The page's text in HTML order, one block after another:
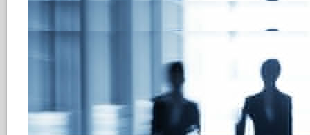
Veröffentlichen Ihrer
Anwendung ist damit auch
Einbindung von Web2.0
Recruiting Quellen
und rückt
technologieinteressierter